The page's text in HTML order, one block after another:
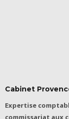
Cabinet
Expertise
commissariat aux